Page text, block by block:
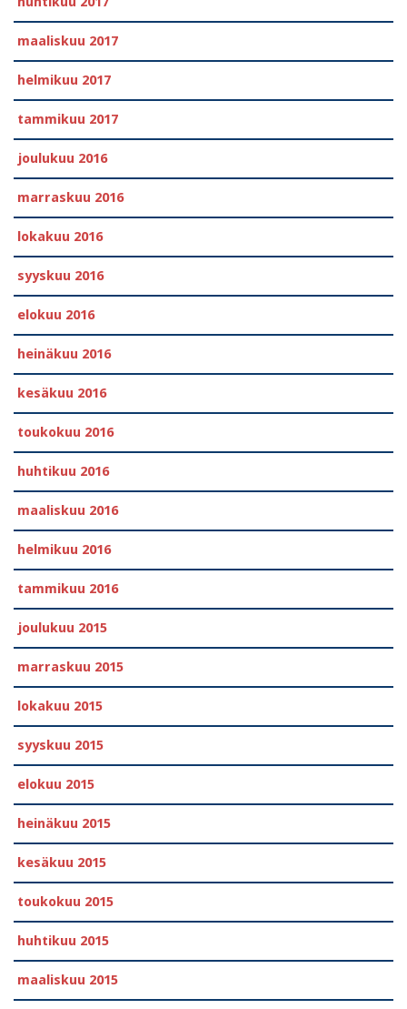
maaliskuu 2017
helmikuu 2017
tammikuu 2017
joulukuu 2016
marraskuu 2016
lokakuu 2016
syyskuu 2016
elokuu 2016
heinäkuu 2016
kesäkuu 2016
toukokuu 2016
huhtikuu 2016
maaliskuu 2016
helmikuu 2016
tammikuu 2016
joulukuu 2015
marraskuu 2015
lokakuu 2015
syyskuu 2015
elokuu 2015
heinäkuu 2015
kesäkuu 2015
toukokuu 2015
huhtikuu 2015
maaliskuu 2015